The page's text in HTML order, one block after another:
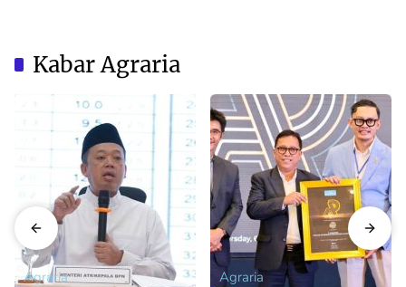
Kabar Agraria
Agraria Agraria